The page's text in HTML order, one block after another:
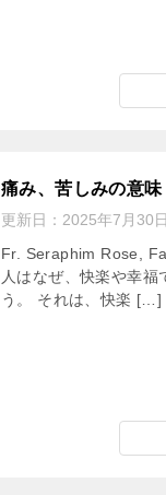
痛み、苦しみの意味
更新日： 2025年7月30日
Fr. Seraphim Rose,
人はなぜ、快楽や幸福
う。 それは、快楽 […]